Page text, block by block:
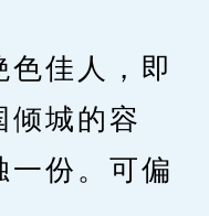
佳人，即
倾城的容
一份。可偏